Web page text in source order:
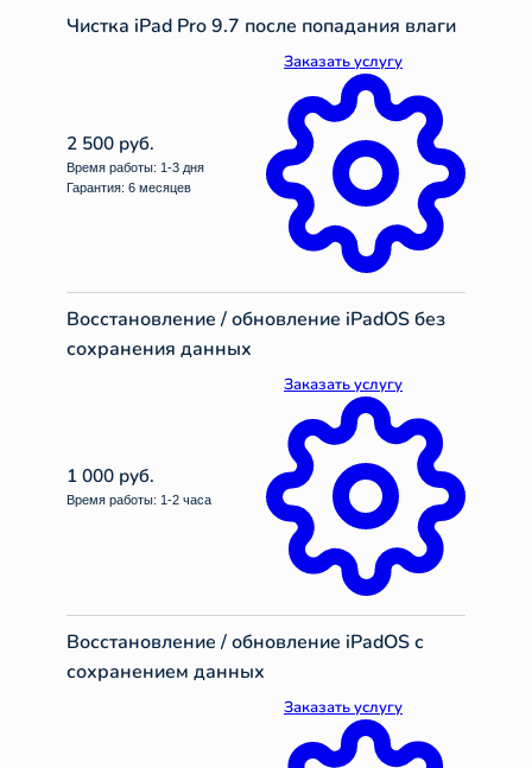
Чистка iPad Pro 9.7 после попадания влаги
2 500 руб.
Время работы: 1-3 дня
Гарантия: 6 месяцев
Заказать услугу
Восстановление / обновление iPadOS без
сохранения данных
1 000 руб.
Время работы: 1-2 часа
Заказать услугу
Восстановление / обновление iPadOS с
сохранением данных
Заказать услугу